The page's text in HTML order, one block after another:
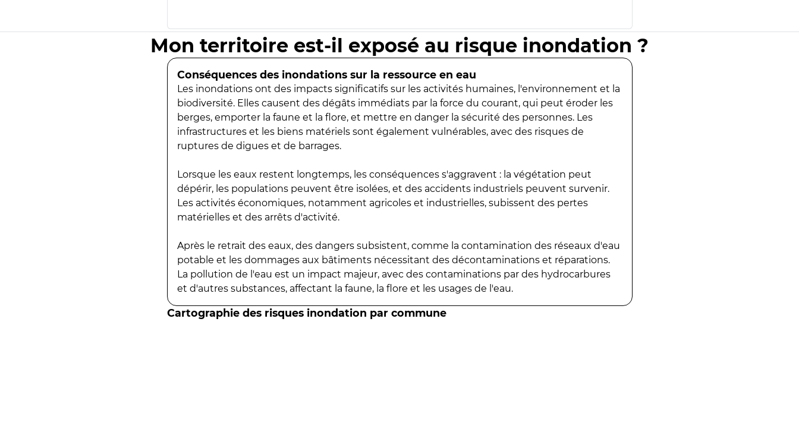
Mon territoire est-il exposé au risque inondation ?
Conséquences des inondations sur la ressource en eau
Les inondations ont des impacts significatifs sur les activités humaines, l'environnement et la
biodiversité. Elles causent des dégâts immédiats par la force du courant, qui peut éroder les
berges, emporter la faune et la flore, et mettre en danger la sécurité des personnes. Les
infrastructures et les biens matériels sont également vulnérables, avec des risques de
ruptures de digues et de barrages.
Lorsque les eaux restent longtemps, les conséquences s'aggravent : la végétation peut
dépérir, les populations peuvent être isolées, et des accidents industriels peuvent survenir.
Les activités économiques, notamment agricoles et industrielles, subissent des pertes
matérielles et des arrêts d'activité.
Après le retrait des eaux, des dangers subsistent, comme la contamination des réseaux d'eau
potable et les dommages aux bâtiments nécessitant des décontaminations et réparations.
La pollution de l'eau est un impact majeur, avec des contaminations par des hydrocarbures
et d'autres substances, affectant la faune, la flore et les usages de l'eau.
Cartographie des risques inondation par commune